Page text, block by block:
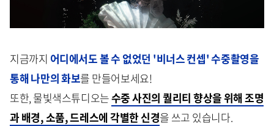
지금까지 어디에서도 볼 수 없었던 '비너스 컨셉' 수중촬영을
통해 나만의 화보를 만들어보세요!
또한, 물빛색스튜디오는수중 사진의 퀄리티 향상을 위해 조명
과 배경, 소품, 드레스에 각별한 신경을 쓰고 있습니다.